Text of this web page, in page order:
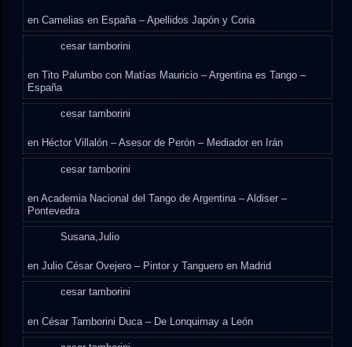
enCamelias en España – Apellidos Japón y Coria
cesar tamborini
enTito Palumbo con Matías Mauricio – Argentina es Tango –
España
cesar tamborini
en Héctor Villalón – Asesor de Perón – Mediador en Irán
cesar tamborini
enAcademia Nacional del Tango de Argentina – Aldiser –
Pontevedra
Susana,Julio
enJulio César Ovejero – Pintor y Tanguero en Madrid
cesar tamborini
enCésar Tamborini Duca – De Lonquimay a León